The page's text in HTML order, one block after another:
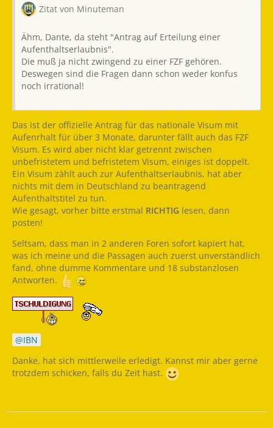
Zitat von Minuteman
Ähm, Dante, da steht "Antrag auf Erteilung einer
Aufenthaltserlaubnis".
Die muß ja nicht zwingend zu einer FZF gehören.
Deswegen sind die Fragen dann schon weder konfus
noch irrational!
Das ist der offizielle Antrag für das nationale Visum mit
Aufenrhalt für über 3 Monate, darunter fällt auch das FZF
Visum. Es wird aber nicht klar getrennt zwischen
unbefristetem und befristetem Visum, einiges ist doppelt.
Ein Visum zählt auch zur Aufenthaltserlaubnis, hat aber
nichts mit dem in Deutschland zu beantragend
Aufenthaltstitel zu tun.
Wie gesagt, vorher bitte erstmal RICHTIG lesen, dann
posten!
Seltsam, dass man in 2 anderen Foren sofort kapiert hat,
was ich meine und die Passagen auch zuerst unverständlich
fand, ohne dumme Kommentare und 18 substanzlosen
Antworten.
IBN
Danke, hat sich mittlerweile erledigt. Kannst mir aber gerne
trotzdem schicken, falls du Zeit hast.